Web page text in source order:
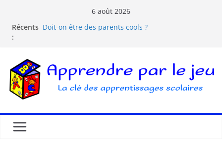
6 août 2026
Récents
:
Doit-on être des parents cools ?
La pédagogie Montessori est-elle ludique ?
Comprendre la courbe de l’oubli